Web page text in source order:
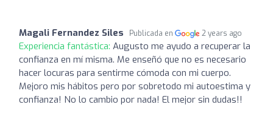
Magali Fernandez Siles Publicada en 2 years ago
Experiencia fantástica: Augusto me ayudo a recuperar la
confianza en mí misma. Me enseñó que no es necesario
hacer locuras para sentirme cómoda con mi cuerpo.
Mejoro mis hábitos pero por sobretodo mi autoestima y
confianza! No lo cambio por nada! El mejor sin dudas!!